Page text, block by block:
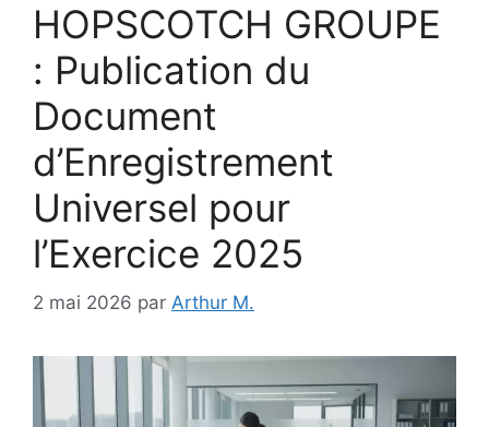
HOPSCOTCH GROUPE
: Publication du
Document
d’Enregistrement
Universel pour
l’Exercice 2025
2 mai 2026 par Arthur M.